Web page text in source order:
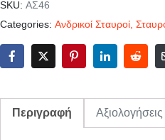
SKU: ΑΣ46
Categories: Ανδρικοί Σταυροί,
Περιγραφή